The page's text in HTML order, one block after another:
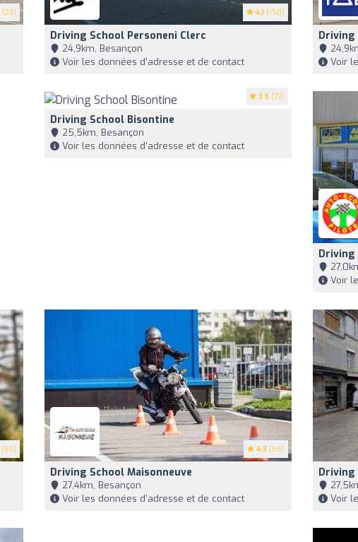
(23) 4.1 (150)
Driving School Personeni Clerc
24,9km, Besançon
Voir les données d'adresse et de contact
Driving
Voir
3.5 (19)
Driving School Bisontine
25,5km, Besançon
Voir les données d'adresse et de contact
Driving
Voir
(90) 4.3 (66)
Driving School Maisonneuve
27,4km, Besançon
Voir les données d'adresse et de contact
Driving
Voir